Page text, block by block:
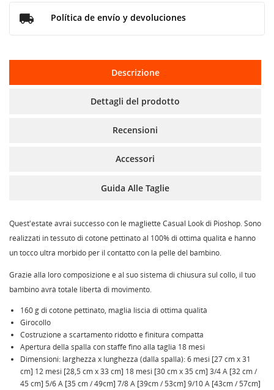
Política de envío y devoluciones
Descrizione
Dettagli del prodotto
Recensioni
Accessori
Guida Alle Taglie
Quest'estate avrai successo con le magliette Casual Look di Pioshop. Sono
realizzati in tessuto di cotone pettinato al 100% di ottima qualità e hanno
un tocco ultra morbido per il contatto con la pelle del bambino.
Grazie alla loro composizione e al suo sistema di chiusura sul collo, il tuo
bambino avrà totale libertà di movimento.
160 g di cotone pettinato, maglia liscia di ottima qualità
Girocollo
Costruzione a scartamento ridotto e finitura compatta
Apertura della spalla con staffe fino alla taglia 18 mesi
Dimensioni: larghezza x lunghezza (dalla spalla): 6 mesi [27 cm x 31
cm] 12 mesi [28,5 cm x 33 cm] 18 mesi [30 cm x 35 cm] 3/4 A [32 cm /
45 cm] 5/6 A [35 cm / 49cm] 7/8 A [39cm / 53cm] 9/10 A [43cm / 57cm]